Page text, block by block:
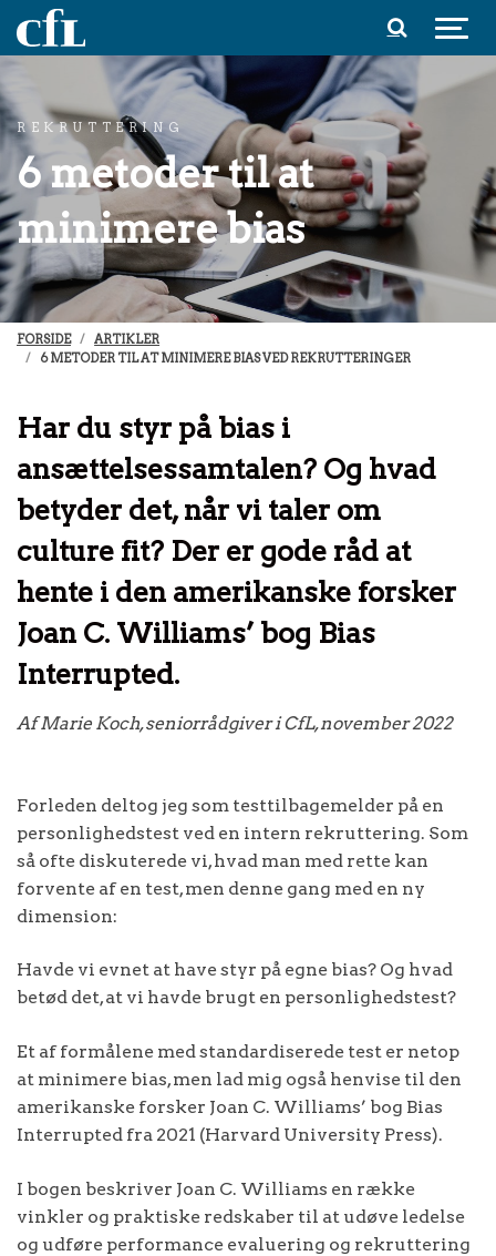
Spring til indhold
REKRUTTERING
6 metoder til at
minimere bias
FORSIDE
ARTIKLER
6 METODER TIL AT MINIMERE BIAS VED REKRUTTERINGER
Har du styr på bias i
ansættelsessamtalen? Og hvad
betyder det, når vi taler om
culture fit? Der er gode råd at
hente i den amerikanske forsker
Joan C. Williams’ bog Bias
Interrupted.
Af Marie Koch, seniorrådgiver i CfL, november 2022
Forleden deltog jeg som testtilbagemelder på en
personlighedstest ved en intern rekruttering. Som
så ofte diskuterede vi, hvad man med rette kan
forvente af en test, men denne gang med en ny
dimension:
Havde vi evnet at have styr på egne bias? Og hvad
betød det, at vi havde brugt en personlighedstest?
Et af formålene med standardiserede test er netop
at minimere bias, men lad mig også henvise til den
amerikanske forsker Joan C. Williams’ bog Bias
Interrupted fra 2021 (Harvard University Press).
I bogen beskriver Joan C. Williams en række
vinkler og praktiske redskaber til at udøve ledelse
og udføre performance evaluering og rekruttering